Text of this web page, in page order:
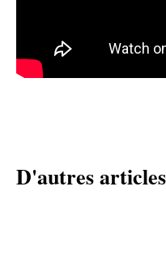
D'autres articles